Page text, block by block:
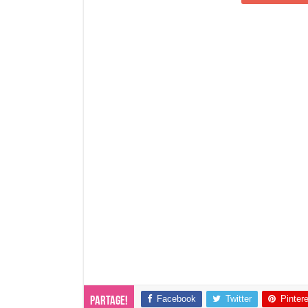
Partage! Facebook Twitter